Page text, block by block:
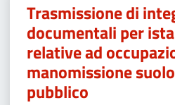
Trasmissione di
documentali per
relative ad
manomissione suolo
pubblico